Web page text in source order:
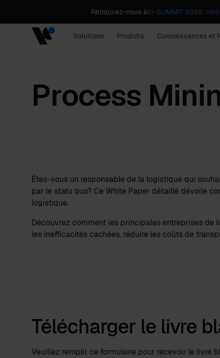
Retrouvez-nous àKI-SUMMIT 2026.
Solutions Produits Connaissances et
Process
Êtes-vous un responsable de la logistique qui
par le statu quo? Ce White Paper détaillé dévoile
logistique.
Découvrez comment les principales entreprises
les inefficacités cachées, réduire les coûts de
Télécharger le livre
Veuillez remplir ce formulaire pour recevoir le livre